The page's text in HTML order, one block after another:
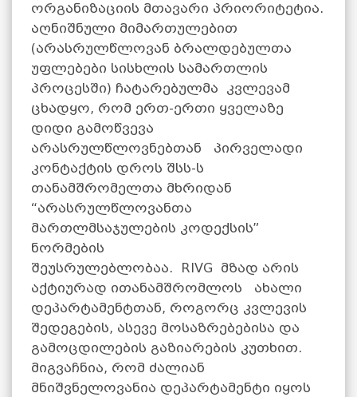
ორგანიზაციის მთავარი პრიორიტეტია.
აღნიშნული მიმართულებით
(არასრულწლოვან ბრალდებულთა
უფლებები სისხლის სამართლის
პროცესში) ჩატარებულმა კვლევამ
ცხადყო, რომ ერთ-ერთი ყველაზე
დიდი გამოწვევა
არასრულწლოვნებთან პირველადი
კონტაქტის დროს შსს-ს
თანამშრომელთა მხრიდან
“არასრულწლოვანთა
მართლმსაჯულების კოდექსის”
ნორმების
შეუსრულებლობაა. RIVG მზად არის
აქტიურად ითანამშრომლოს ახალი
დეპარტამენტთან, როგორც კვლევის
შედეგების, ასევე მოსაზრებებისა და
გამოცდილების გაზიარების კუთხით.
მიგვაჩნია, რომ ძალიან
მნიშვნელოვანია დეპარტამენტი იყოს